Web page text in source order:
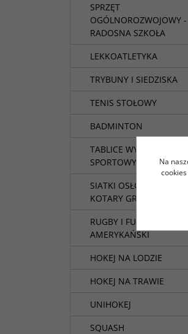
SPRZĘT
OGÓLNOROZWOJOWY -
RADOSNA SZKOŁA
LEKKOATLETYKA
TRYBUNY I SIEDZISKA
TENIS STOŁOWY
BADMINTON
TABLICE WYNIKÓW
SPORTOWYCH
SIATKI OSŁONOWE I
KOTARY GRODZĄCE
RUGBY I FUTBOL
AMERYKAŃSKI
HOKEJ NA LODZIE
HOKEJ NA TRAWIE
UNIHOKEJ
SQUASH
Na